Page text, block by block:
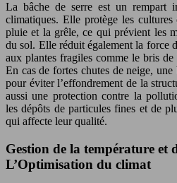
La bâche de serre est un rempart
climatiques. Elle protège les cultures
pluie et la grêle, ce qui prévient les
du sol. Elle réduit également la force
aux plantes fragiles comme le bris de
En cas de fortes chutes de neige, une
pour éviter l’effondrement de la
aussi une protection contre la
les dépôts de particules fines et de
qui affecte leur qualité.
Gestion de la température et
L’Optimisation du climat